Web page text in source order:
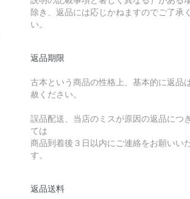
除き、返品には応じかねますのでご了承
い。
返品期限
古本という商品の性格上、基本的に返品
赦ください。
誤品配送、当店のミスが原因の返品につ
ては
商品到着後３日以内にご連絡をお願いい
す。
返品送料